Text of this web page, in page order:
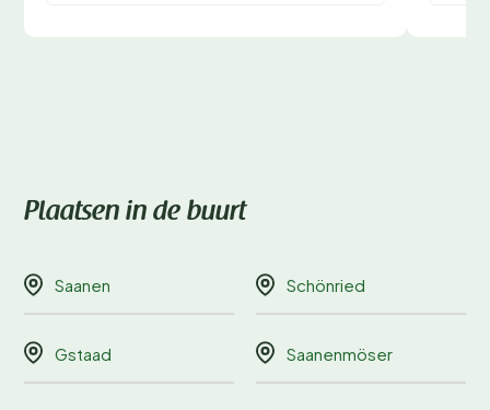
Plaatsen in de buurt
Saanen Schönried
Gstaad Saanenmöser